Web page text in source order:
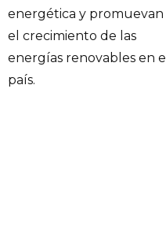
energética y promuevan
el crecimiento de las
energías renovables en el
país.